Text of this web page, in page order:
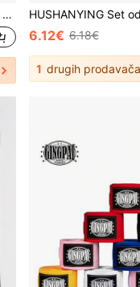
6.12€ 6.18€
1 drugih prodavača